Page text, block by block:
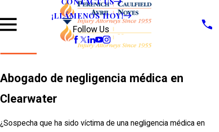
¡LLÁMENOS HOY!
Follow Us
Abogado de negligencia médica en
Clearwater
¿Sospecha que ha sido víctima de una negligencia médica en